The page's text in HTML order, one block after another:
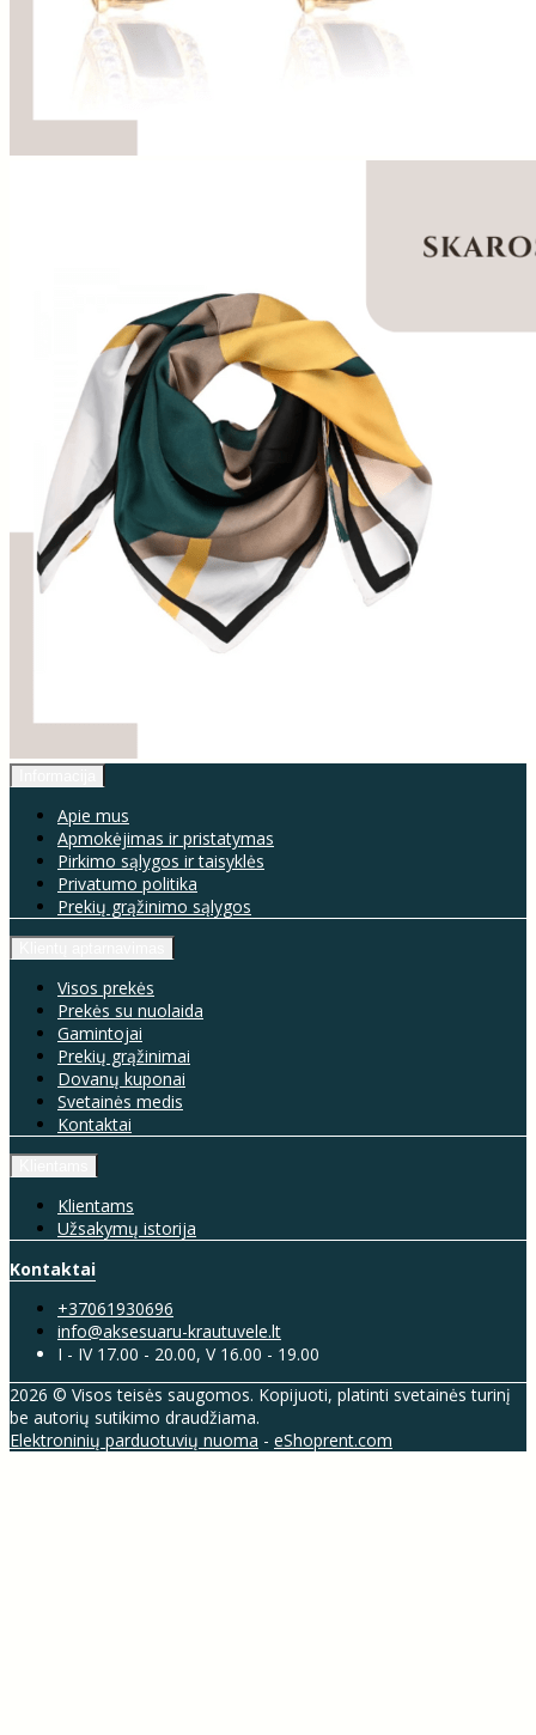
Apie mus
Apmokėjimas ir pristatymas
Pirkimo sąlygos ir taisyklės
Privatumo politika
Prekių grąžinimo sąlygos
Visos prekės
Prekės su nuolaida
Gamintojai
Prekių grąžinimai
Dovanų kuponai
Svetainės medis
Kontaktai
Klientams
Užsakymų istorija
Kontaktai
+37061930696
info@aksesuaru-krautuvele.lt
I - IV 17.00 - 20.00, V 16.00 - 19.00
2026 © Visos teisės saugomos. Kopijuoti, platinti svetainės turinį
be autorių sutikimo draudžiama.
Elektroninių parduotuvių nuoma - eShoprent.com